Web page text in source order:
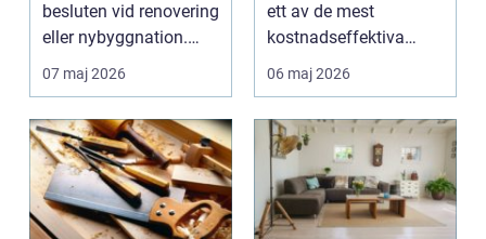
besluten vid renovering
eller nybyggnation.
Taket på...
07 maj 2026
ett av de mest
kostnadseffektiva
sätten att sänka sina
upp...
06 maj 2026